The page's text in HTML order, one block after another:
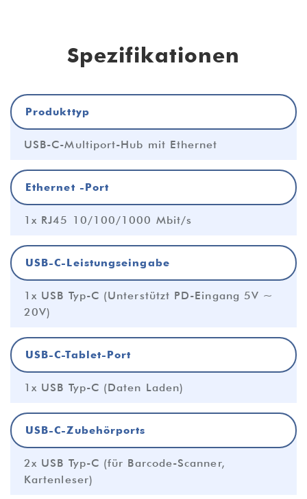
Spezifikationen
Produkttyp
USB-C-Multiport-Hub mit Ethernet
Ethernet -Port
1x RJ45 10/100/1000 Mbit/s
USB-C-Leistungseingabe
1x USB Typ-C (Unterstützt PD-Eingang 5V ~
20V)
USB-C-Tablet-Port
1x USB Typ-C (Daten Laden)
USB-C-Zubehörports
2x USB Typ-C (für Barcode-Scanner,
Kartenleser)